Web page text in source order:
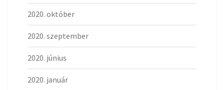
2020. október
2020. szeptember
2020. június
2020. január